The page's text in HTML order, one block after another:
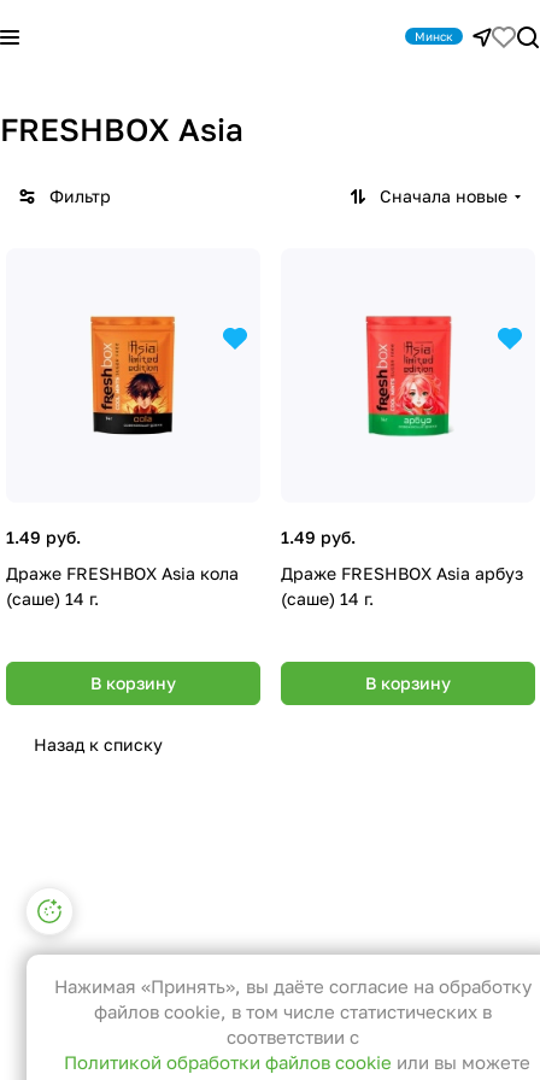
Минск
FRESHBOX Asia
Фильтр Сначала новые
1.49 руб.
Драже FRESHBOX Asia кола
(саше) 14 г.
В корзину
1.49 руб.
Драже FRESHBOX Asia арбуз
(саше) 14 г.
В корзину
Назад к списку
Настройки файлов cookie
Функциональные
Эти файлы необходимы для
функционирования сайта и не могут
быть отключены в наших системах. Вы
можете настроить браузер так, чтобы
Нажимая «Принять», вы даёте согласие на обработку
файлов cookie, в том числе статистических в
соответствии с
Политикой обработки файлов cookie или вы можете